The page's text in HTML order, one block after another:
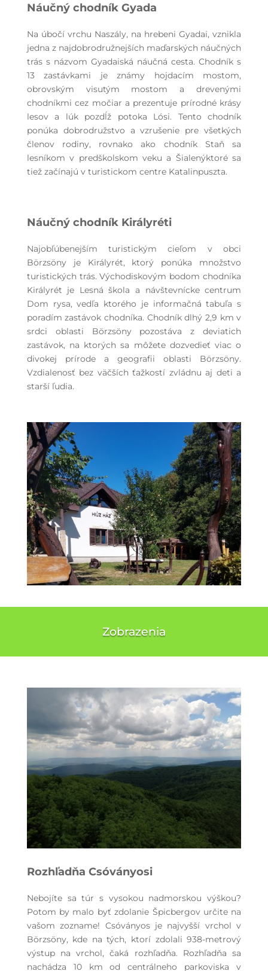
Náučný chodník Gyada
Na úbočí vrchu Naszály, na hrebeni Gyadai, vznikla
jedna z najdobrodružnejších maďarských náučných
trás s názvom Gyadaiská náučná cesta. Chodník s
13 zastávkami je známy hojdacím mostom,
obrovským visutým mostom a drevenými
chodníkmi cez močiar a prezentuje prírodné krásy
lesov a lúk pozdĺž potoka Lósi. Tento chodník
ponúka dobrodružstvo a vzrušenie pre všetkých
členov rodiny, rovnako ako chodník Staň sa
lesníkom v predškolskom veku a Šialenýktoré sa
tiež začínajú v turistickom centre Katalinpuszta.
Náučný chodník Királyréti
Najobľúbenejším turistickým cieľom v obci
Börzsöny je Királyrét, ktorý ponúka množstvo
turistických trás. Východiskovým bodom chodníka
Királyrét je Lesná škola a návštevnícke centrum
Dom rysa, vedľa ktorého je informačná tabuľa s
poradím zastávok chodníka. Chodník dlhý 2,9 km v
srdci oblasti Börzsöny pozostáva z deviatich
zastávok, na ktorých sa môžete dozvedieť viac o
divokej prírode a geografii oblasti Börzsöny.
Vzdialenosť bez väčších ťažkostí zvládnu aj deti a
starší ľudia.
Zobrazenia
Rozhľadňa Csóványosi
Nebojíte sa túr s vysokou nadmorskou výškou?
Potom by malo byť zdolanie Špicbergov určite na
vašom zozname! Csóványos je najvyšší vrchol v
Börzsöny, kde na tých, ktorí zdolali 938-metrový
výstup na vrchol, čaká rozhľadňa. Rozhľadňa sa
nachádza 10 km od centrálneho parkoviska v